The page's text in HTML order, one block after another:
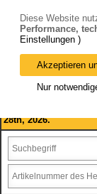
Bitte beachten Sie:
August 2026 haben
28th, 2026.
Diese Website
Performance,
Einstellungen )
Akzeptieren
Nur